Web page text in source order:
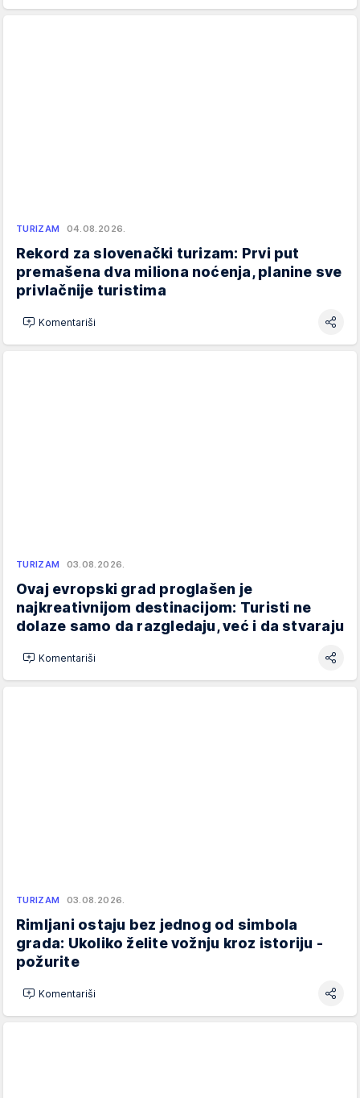
TURIZAM 04.08.2026.
Rekord za slovenački turizam: Prvi put
premašena dva miliona noćenja, planine sve
privlačnije turistima
Komentariši
TURIZAM 03.08.2026.
Ovaj evropski grad proglašen je
najkreativnijom destinacijom: Turisti ne
dolaze samo da razgledaju, već i da stvaraju
Komentariši
TURIZAM 03.08.2026.
Rimljani ostaju bez jednog od simbola
grada: Ukoliko želite vožnju kroz istoriju -
požurite
Komentariši